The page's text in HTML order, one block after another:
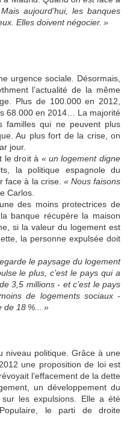
aujourd’hui, les banques
Elles doivent négocier. »
urgence sociale. Désormais,
l’actualité de la même
Plus de 100.000 en 2012,
68.000 en 2014… La majorité
familles qui ne peuvent plus
Au plus fort de la crise, on
jour.
le droit à « un logement digne
la politique espagnole du
face à la crise.« Nous faisons
Carlos.
des moins protectrices de
la banque récupère la maison
si la valeur du logement est
la personne expulsée doit
le paysage du logement
le plus, c’est le pays qui a
3,5 millions - et c’est le pays
de logements sociaux -
de 18 %... »
niveau politique. Grâce à une
une proposition de loi est
l’effacement de la dette
un développement du
les expulsions. Elle a été
le parti de droite